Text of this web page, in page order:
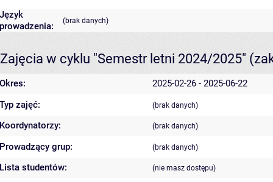
Język
prowadzenia:
(brak danych)
Zajęcia w cyklu "Semestr letni 2024/2025"
Okres:
2025-02-26 - 2025-06-22
Typ zajęć:
(brak danych)
Koordynatorzy: (brak danych)
Prowadzący grup: (brak danych)
Lista studentów: (nie masz dostępu)